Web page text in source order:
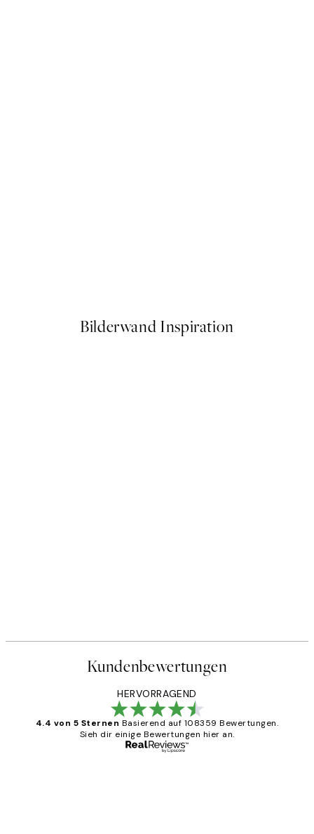
Bilderwand Inspiration
Kundenbewertungen
HERVORRAGEND
4.4 von 5 Sternen Basierend auf 108359 Bewertungen.
Sieh dir einige Bewertungen hier an.